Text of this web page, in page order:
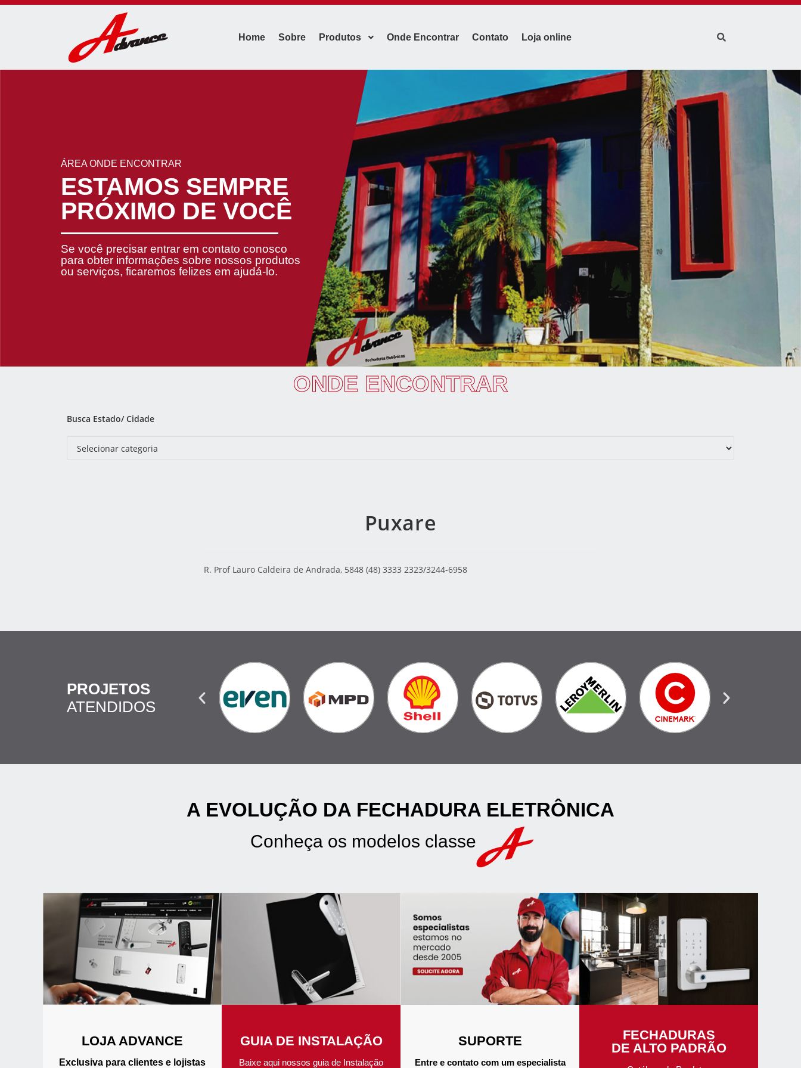
Home Sobre Produtos Onde Encontrar Contato Loja online
ÁREA ONDE ENCONTRAR
ESTAMOS SEMPRE
PRÓXIMO DE VOCÊ
Se você precisar entrar em contato conosco
para obter informações sobre nossos produtos
ou serviços, ficaremos felizes em ajudá-lo.
ONDE ENCONTRAR
Busca Estado/ Cidade
Puxare
R. Prof Lauro Caldeira de Andrada, 5848 (48) 3333 2323/3244-6958
PROJETOS
ATENDIDOS
A EVOLUÇÃO DA FECHADURA ELETRÔNICA
Conheça os modelos classe
LOJA ADVANCE
Exclusiva para clientes e lojistas
GUIA DE INSTALAÇÃO
Baixe aqui nossos guia de Instalação
SUPORTE
Entre e contato com um especialista
FECHADURAS
DE ALTO PADRÃO